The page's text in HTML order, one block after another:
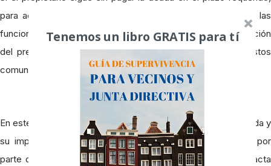
para acudir a la vía judicial es necesario que quién realiza las
funciones deSecretario de la Comunidad, con la aprobación
del presidente, emita un certificado del impago de los gastos
comunes.
En este certificado se hará constar la existencia de esta deuda y
su importe, la manifestación de que la deuda es exigible por
parte de la Comunidad y que se corresponde de forma exacta
Tenemos un libro GRATIS para tí